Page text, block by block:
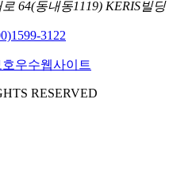
64(동내동1119) KERIS빌딩
1599-3122
RESERVED